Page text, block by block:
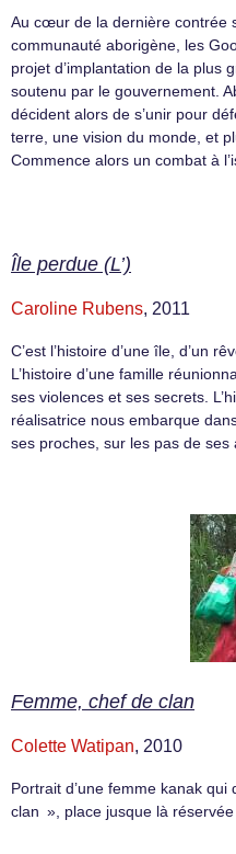
Au cœur de la dernière contrée
communauté aborigène, les
projet d’implantation de la plus
soutenu par le gouvernement.
décident alors de s’unir pour
terre, une vision du monde, et
Commence alors un combat à
Île perdue (L’)
Caroline Rubens, 2011
C’est l’histoire d’une île, d’un
L’histoire d’une famille
ses violences et ses secrets.
réalisatrice nous embarque
ses proches, sur les pas de ses
Femme, chef de clan
Colette Watipan, 2010
Portrait d’une femme kanak
clan », place jusque là réservée